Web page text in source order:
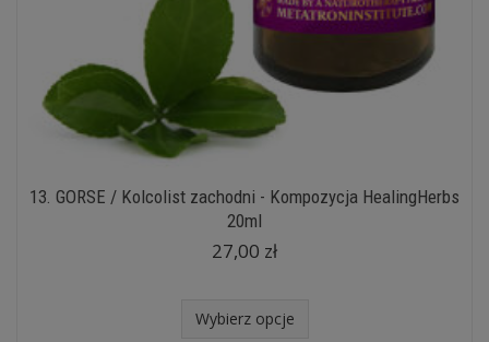
13. GORSE / Kolcolist zachodni - Kompozycja HealingHerbs
20ml
27,00 zł
Wybierz opcje